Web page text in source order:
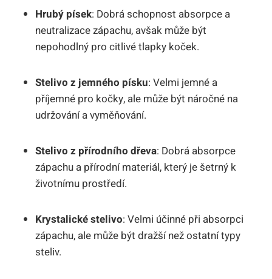
Hrubý písek: Dobrá schopnost ⁣absorpce ‌a
⁢neutralizace zápachu, avšak může být
nepohodlný pro citlivé tlapky koček.
Stelivo z jemného⁣ písku: Velmi jemné a⁤
příjemné pro kočky, ale může být náročné na
udržování a vyměňování.
Stelivo z přírodního dřeva: Dobrá absorpce
⁢zápachu a ​přírodní materiál, který je šetrný k
životnímu⁤ prostředí.
Krystalické⁤ stelivo: Velmi účinné ⁤při absorpci
zápachu, ale může být dražší než ‌ostatní typy
steliv.